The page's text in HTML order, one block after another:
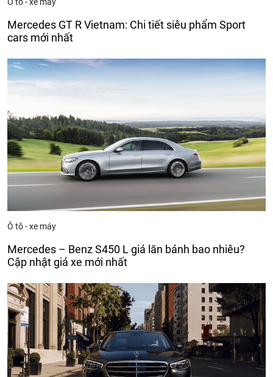
Mercedes GT R Vietnam: Chi tiết siêu phẩm Sport
cars mới nhất
Ô tô - xe máy
Mercedes – Benz S450 L giá lăn bánh bao nhiêu?
Cập nhật giá xe mới nhất